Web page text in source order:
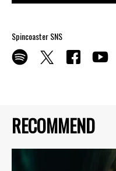
RECOMMEND
Spincoaster SNS